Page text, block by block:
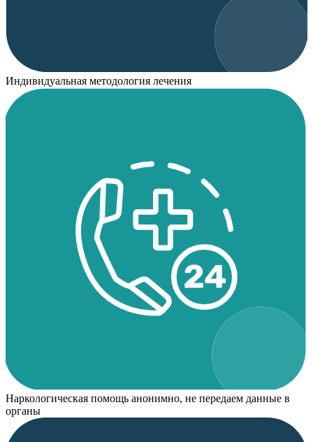
Индивидуальная методология лечения
Наркологическая помощь анонимно, не передаем данные в
органы